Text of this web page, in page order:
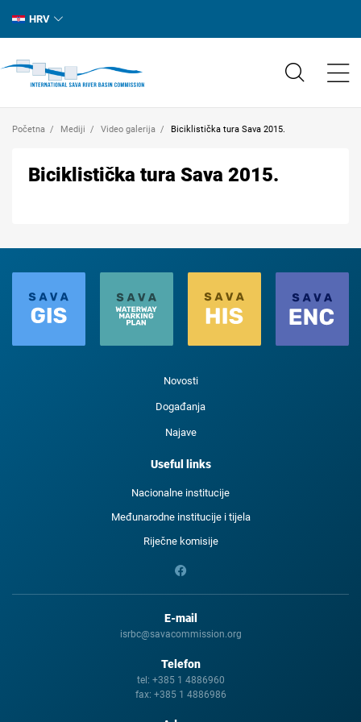
HRV
Početna Mediji Video galerija Biciklistička tura Sava 2015.
Biciklistička tura Sava 2015.
Novosti
Događanja
Najave
Useful links
Nacionalne institucije
Međunarodne institucije i tijela
Riječne komisije
E-mail
isrbc@savacommission.org
Telefon
tel: +385 1 4886960
fax: +385 1 4886986